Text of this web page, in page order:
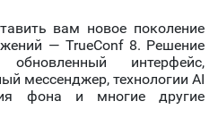
вам новое поколение
— TrueConf 8. Решение
интерфейс,
мессенджер, технологии AI
фона и многие другие